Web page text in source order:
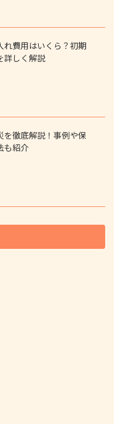
れ費用はいくら？初期
詳しく解説
を徹底解説！事例や保
も紹介